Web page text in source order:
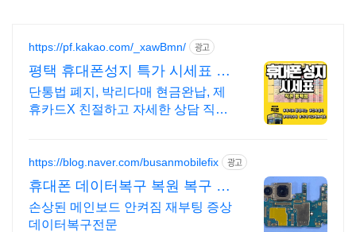
https://pf.kakao.com/_xawBmn/ 광고
평택 휴대폰성지 특가 시세표 가
격비교 꼭 해보세요
단통법 폐지, 박리다매 현금완납, 제
휴카드X 친절하고 자세한 상담 직폰
https://blog.naver.com/busanmobilefix 광고
휴대폰 데이터복구 복원 복구 실
패시 비용 무료
손상된 메인보드 안켜짐 재부팅 증상
데이터복구전문